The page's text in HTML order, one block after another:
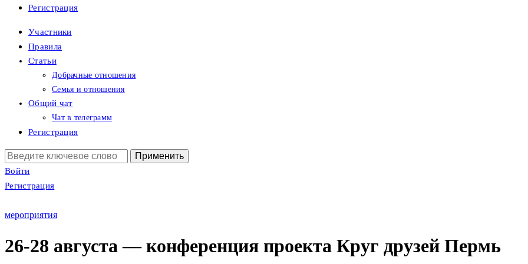
Регистрация
Участники
Правила
Статьи
Добрачные отношения
Семья и отношения
Общий чат
Чат в телеграмм
Регистрация
Поиск:
Войти
Регистрация
мероприятия
26-28 августа — конференция проекта Круг друзей Пермь